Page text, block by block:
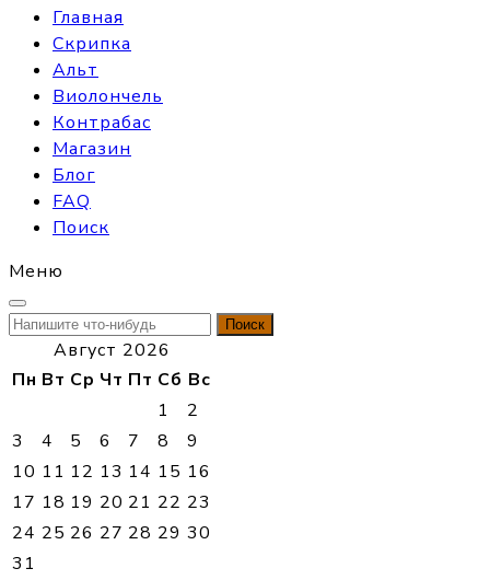
Главная
Скрипка
Альт
Виолончель
Контрабас
Магазин
Блог
FAQ
Поиск
Меню
Найти:
Август 2026
Пн Вт Ср Чт Пт Сб Вс
1
2
3
4 5 6 7 8
9
10 11 12 13 14 15 16
17 18 19 20 21 22 23
24 25 26 27 28 29 30
31